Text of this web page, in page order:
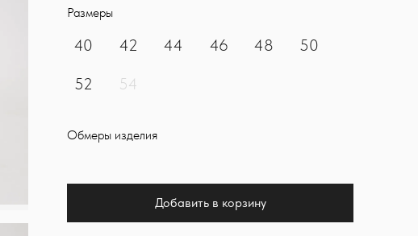
Размеры
40 42 44 46 48
50
52
54
Обмеры изделия
Добавить в корзину